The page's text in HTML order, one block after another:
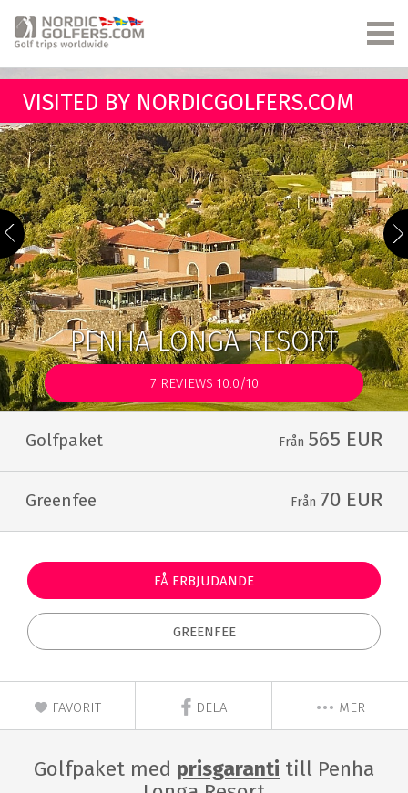
VISITED BY NORDICGOLFERS.COM
PENHA LONGA RESORT
7 REVIEWS 10.0/10
Golfpaket Från 565 EUR
Greenfee Från 70 EUR
FÅ ERBJUDANDE
GREENFEE
FAVORIT DELA MER
Golfpaket med prisgaranti till Penha